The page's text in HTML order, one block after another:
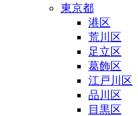
東京都
港区
荒川区
足立区
葛飾区
江戸川区
品川区
目黒区